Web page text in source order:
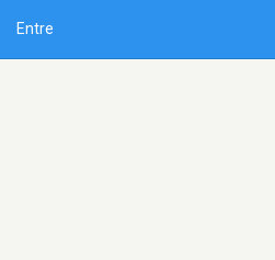
Entre